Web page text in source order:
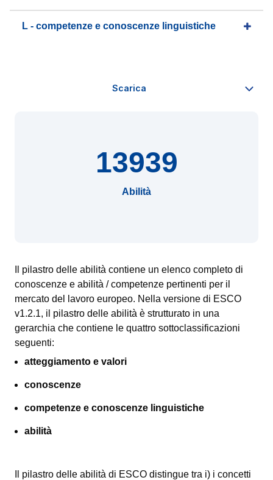
L - competenze e conoscenze linguistiche
13939
Abilità
Il pilastro delle abilità contiene un elenco completo di
conoscenze e abilità / competenze pertinenti per il
mercato del lavoro europeo. Nella versione di ESCO
v1.2.1, il pilastro delle abilità è strutturato in una
gerarchia che contiene le quattro sottoclassificazioni
seguenti:
atteggiamento e valori
conoscenze
competenze e conoscenze linguistiche
abilità
Il pilastro delle abilità di ESCO distingue tra i) i concetti